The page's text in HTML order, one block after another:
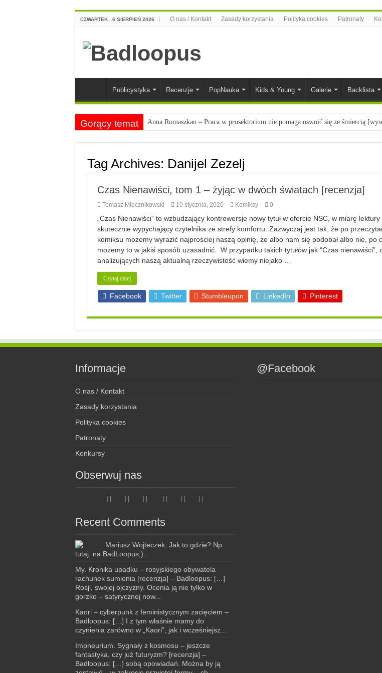
CZWARTEK , 6 SIERPIEŃ 2026 O nas / Kontakt Zasady korzystania Polityka cookies Patronaty
Publicystyka Recenzje PopNauka Kids & Young Galerie Backlista
Gorący temat Anna Romaszkan – Praca w prosektorium nie pomaga oswoić się ze śmiercią
Najciekawsze zapowiedzi komiksowe na 2023 rok
Tag Archives: Danijel Zezelj
Czas Nienawiści, tom 1 – żyjąc w dwóch światach [recenzja]
Tomasz Miecznikowski 10 stycznia, 2020 Komiksy 0
„Czas Nienawiści” to wzbudzający kontrowersje nowy tytuł w ofercie NSC, w miarę lektury
skutecznie wypychający czytelnika ze strefy komfortu. Zazwyczaj jest tak, że po
komiksu możemy wyrazić najprościej naszą opinię, że albo nam się podobał albo nie, po
możemy to w jakiś sposób uzasadnić. W przypadku takich tytułów jak “Czas nienawiści”,
analizujących naszą aktualną rzeczywistość wiemy niejako …
Czytaj dalej
Facebook Twitter Stumbleupon LinkedIn Pinterest
Informacje
O nas / Kontakt
Zasady korzystania
Polityka cookies
Patronaty
Konkursy
Obserwuj nas
Recent Comments
Mariusz Wojteczek: Jak to gdzie? Np.
tutaj, na BadLoopus;)...
My. Kronika upadku – rosyjskiego obywatela
rachunek sumienia [recenzja] – Badloopus: […]
Rosji, swojej ojczyzny. Ocenia ją nie tylko w
gorzko – satyrycznej now...
Kaori – cyberpunk z feministycznym zacięciem –
Badloopus: […] I z tym właśnie mamy do
czynienia zarówno w „Kaori”, jak i wcześniejsz...
Impneurium. Sygnały z kosmosu – jeszcze
fantastyka, czy już futuryzm? [recenzja] –
Badloopus: […] sobą opowiadań. Można by ją
@Facebook